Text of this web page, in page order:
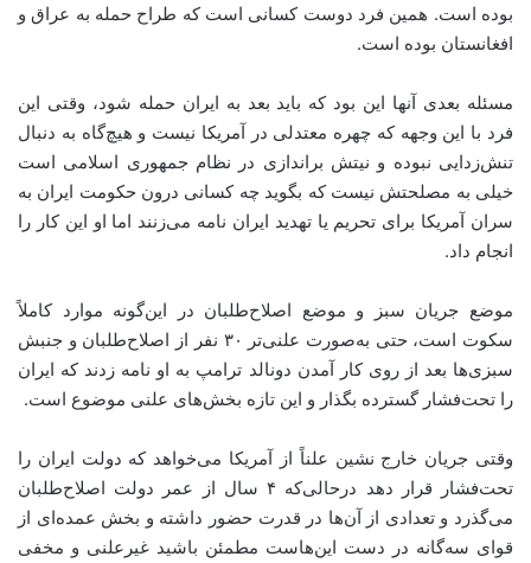
بوده است. همین فرد دوست کسانی است که طراح حمله به عراق و
افغانستان بوده است.
مسئله بعدی‌ آنها این بود که باید بعد به ایران حمله شود، وقتی این
فرد با این وجهه که چهره معتدلی در آمریکا نیست و هیچ‌گاه به دنبال
تنش‌زدایی نبوده و نیتش براندازی در نظام جمهوری اسلامی است
خیلی به مصلحتش نیست که بگوید چه کسانی درون حکومت ایران به
سران آمریکا برای تحریم یا تهدید ایران نامه می‌زنند اما او این کار را
انجام داد.
موضع جریان سبز و موضع اصلاح‌طلبان در این‌گونه موارد کاملاً
سکوت است، حتی به‌صورت علنی‌تر ۳۰ نفر از اصلاح‌طلبان و جنبش
سبزی‌ها بعد از روی کار آمدن دونالد ترامپ به او نامه زدند که ایران
را تحت‌فشار گسترده بگذار و این تازه بخش‌های علنی موضوع است.
وقتی جریان خارج نشین علناً از آمریکا می‌خواهد که دولت ایران را
تحت‌فشار قرار دهد درحالی‌که ۴ سال از عمر دولت اصلاح‌طلبان
می‌گذرد و تعدادی از آن‌ها در قدرت حضور داشته و بخش عمده‌ای از
قوای سه‌گانه در دست این‌هاست مطمئن باشید غیرعلنی و مخفی